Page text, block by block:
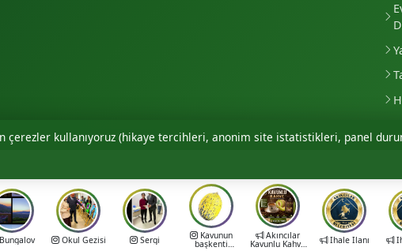
saklıdır.
çerezler kullanıyoruz (hikaye tercihleri, anonim site istatistikleri, panel
Bungalov Okul Gezisi Sergi Kavunun
başkenti
Akıncılar
Kavunlu Kahve İhale İlanı